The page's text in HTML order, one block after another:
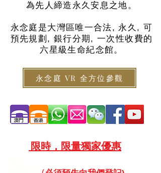
為先人締造永久安息之地。
永念庭是大灣區唯一合法, 永久, 可
預先規劃, 銀行分期, 一次性收費的
六星級生命紀念館。
永念庭 VR 全方位參觀
限時，限量獨家優惠